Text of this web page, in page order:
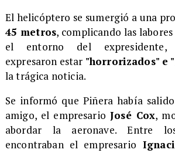
​El helicóptero se sumergió a una
45 metros, complicando las labores
el entorno del expresidente,
expresaron estar "horrorizados" e
la trágica noticia.
​Se informó que Piñera había
amigo, el empresarioJosé Cox,
abordar la aeronave. Entre
encontraban el empresario